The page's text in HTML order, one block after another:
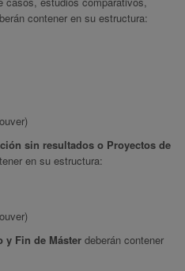
contener en su estructura:
sin resultados o Proyectos de
en su estructura:
y Fin de Máster deberán contener